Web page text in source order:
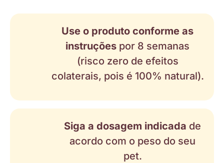
Use o produto conforme as
instruções por 8 semanas
(risco zero de efeitos
colaterais, pois é 100% natural).
Siga a dosagem indicada de
acordo com o peso do seu
pet.